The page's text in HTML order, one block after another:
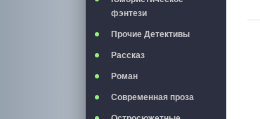
фэнтези
Прочие Детективы
Рассказ
Роман
Современная проза